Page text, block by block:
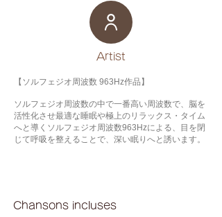
​Artist
【ソルフェジオ周波数 963Hz作品】
ソルフェジオ周波数の中で一番高い周波数で、脳を
活性化させ最適な睡眠や極上のリラックス・タイム
へと導くソルフェジオ周波数963Hzによる、目を閉
じて呼吸を整えることで、深い眠りへと誘います。
Chansons incluses